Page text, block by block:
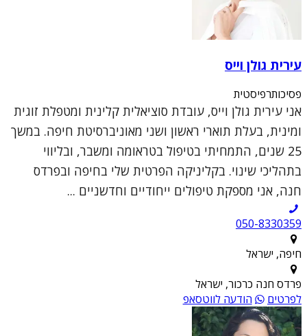
עירית גולן וייס
פסיכותרפיסטית
אני עירית גולן וייס, עובדת סוציאלית קלינית ומטפלת זוגית
ומינית, בעלת תוארי ראשון ושני מאוניברסיטת חיפה. במשך
25 שנים, התמחיתי בטיפול בטראומה ומשבר, ובליווי
בתהליכי שינוי. בקליניקה הפרטית שלי בחיפה ובפרדס
חנה, אני מספקת טיפולים ייחודיים וחדשניים ...
050-8330359
חיפה, ישראל
פרדס חנה כרכור, ישראל
לפרטים
הודעה לווטסאפ